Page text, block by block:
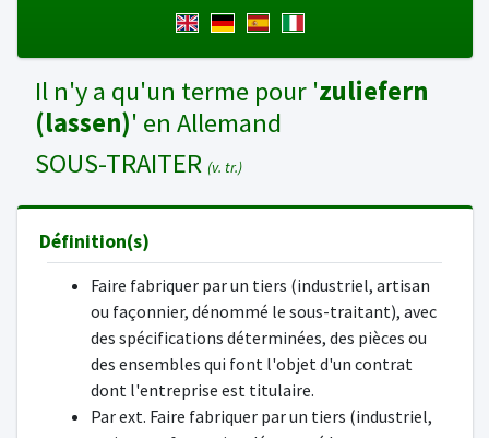
Il n'y a qu'un terme pour 'zuliefern
(lassen)' en Allemand
SOUS-TRAITER (v. tr.)
Définition(s)
Faire fabriquer par un tiers (industriel, artisan
ou façonnier, dénommé le sous-traitant), avec
des spécifications déterminées, des pièces ou
des ensembles qui font l'objet d'un contrat
dont l'entreprise est titulaire.
Par ext. Faire fabriquer par un tiers (industriel,